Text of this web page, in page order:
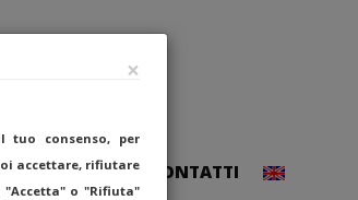
ACCEDI CONTATTI
×
tuo consenso, per
accettare, rifiutare
"Accetta" o "Rifiuta"